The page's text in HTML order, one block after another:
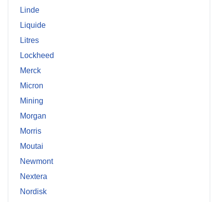
Linde
Liquide
Litres
Lockheed
Merck
Micron
Mining
Morgan
Morris
Moutai
Newmont
Nextera
Nordisk